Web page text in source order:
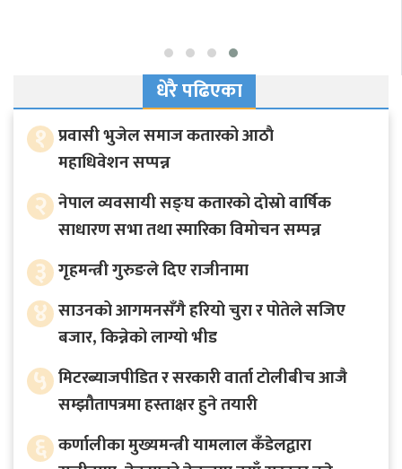
धेरै पढिएका
१ प्रवासी भुजेल समाज कतारको आठाै
महाधिवेशन सप्पन्न
२ नेपाल व्यवसायी सङ्घ कतारको दोस्रो वार्षिक
साधारण सभा तथा स्मारिका विमोचन सम्पन्न
३ गृहमन्त्री गुरुङले दिए राजीनामा
४ साउनको आगमनसँगै हरियो चुरा र पोतेले सजिए
बजार, किन्नेको लाग्यो भीड
५ मिटरब्याजपीडित र सरकारी वार्ता टोलीबीच आजै
सम्झौतापत्रमा हस्ताक्षर हुने तयारी
६ कर्णालीका मुख्यमन्त्री यामलाल कँडेलद्वारा